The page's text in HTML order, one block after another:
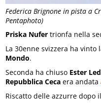
Federica Brignone in pista a
Pentaphoto)
Priska Nufer trionfa nella
La 30enne svizzera ha
Mondo.
Seconda ha chiuso Ester
Repubblica Ceca era andata
Riscatto delle azzurre dopo